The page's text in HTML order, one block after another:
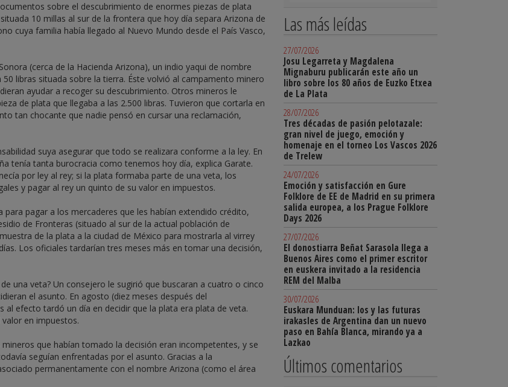
sobre el descubrimiento de enormes piezas de plata
10 millas al sur de la frontera que hoy día separa Arizona de
cuya familia había llegado al Nuevo Mundo desde el País Vasco,
(cerca de la Hacienda Arizona), un indio yaqui de nombre
libras situada sobre la tierra. Éste volvió al campamento minero
ayudar a recoger su descubrimiento. Otros mineros le
de plata que llegaba a las 2.500 libras. Tuvieron que cortarla en
tan chocante que nadie pensó en cursar una reclamación,
suya asegurar que todo se realizara conforme a la ley. En
tenía tanta burocracia como tenemos hoy día, explica Garate.
por ley al rey; si la plata formaba parte de una veta, los
y pagar al rey un quinto de su valor en impuestos.
pagar a los mercaderes que les habían extendido crédito,
de Fronteras (situado al sur de la actual población de
de la plata a la ciudad de México para mostrarla al virrey
Los oficiales tardarían tres meses más en tomar una decisión,
una veta? Un consejero le sugirió que buscaran a cuatro o cinco
el asunto. En agosto (diez meses después del
efecto tardó un día en decidir que la plata era plata de veta.
en impuestos.
que habían tomado la decisión eran incompetentes, y se
seguían enfrentadas por el asunto. Gracias a la
permanentamente con el nombre Arizona (como el área
Las más leídas
27/07/2026
Josu Legarreta y Magdalena
Mignaburu publicarán este año un
libro sobre los 80 años de Euzko Etxea
de La Plata
28/07/2026
Tres décadas de pasión pelotazale:
gran nivel de juego, emoción y
homenaje en el torneo Los Vascos 2026
de Trelew
24/07/2026
Emoción y satisfacción en Gure
Folklore de EE de Madrid en su primera
salida europea, a los Prague Folklore
Days 2026
27/07/2026
El donostiarra Beñat Sarasola llega a
Buenos Aires como el primer escritor
en euskera invitado a la residencia
REM del Malba
30/07/2026
Euskara Munduan: los y las futuras
irakasles de Argentina dan un nuevo
paso en Bahía Blanca, mirando ya a
Lazkao
Últimos comentarios